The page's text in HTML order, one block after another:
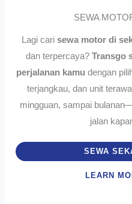
SEWA
Lagi cari sewa motor di
dan terpercaya? Transgo
perjalanan kamu dengan
terjangkau, dan unit
mingguan, sampai
jalan
SEWA
LEARN